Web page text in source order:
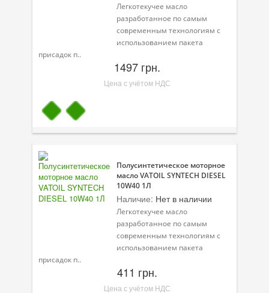
Трансмиссионные масла
Сервисные продукты
Оборудование
Клеи и герметики
Профи-серия
Уход за кондиционером
Специальные программы
Велосипедная программа
Масла для лодочных моторов
Моторное масло для мотоцикла
Оружейное масло
Легкотекучее масло
разработанное по самым
современным технологиям с
использованием пакета
присадок п..
1497 грн.
Цена с учётом НДС
Полусинтетическое моторное
масло VATOIL SYNTECH DIESEL
10W40 1Л
Наличие: Нет в наличии
Легкотекучее масло
разработанное по самым
современным технологиям с
использованием пакета
присадок п..
411 грн.
Цена с учётом НДС